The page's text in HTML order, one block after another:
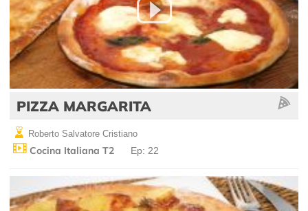
PIZZA MARGARITA
Roberto Salvatore Cristiano
Cocina Italiana T2 Ep: 22